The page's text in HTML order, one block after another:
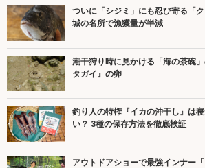
ついに「シジミ」にも忍び寄る「
城の名所で漁獲量が半減
潮干狩り時に見かける「海の茶碗
タガイ』の卵
釣り人の特権『イカの沖干し』は
い？ 3種の保存方法を徹底検証
アウトドアショーで最強インナー